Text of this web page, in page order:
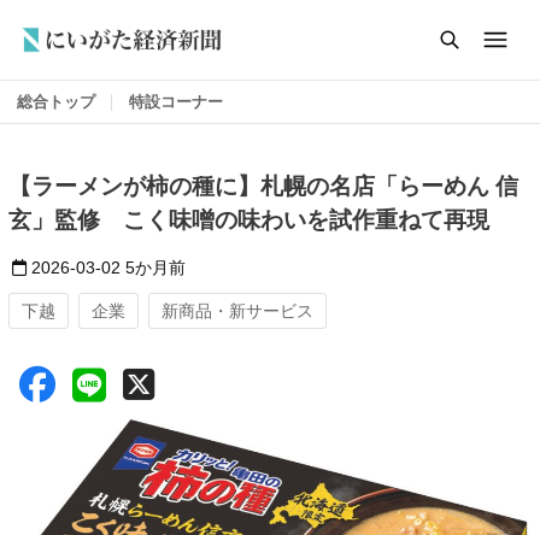
総合トップ 特設コーナー
【ラーメンが柿の種に】札幌の名店「らーめん 信
玄」監修 こく味噌の味わいを試作重ねて再現
2026-03-02 5か月前
下越 企業 新商品・新サービス